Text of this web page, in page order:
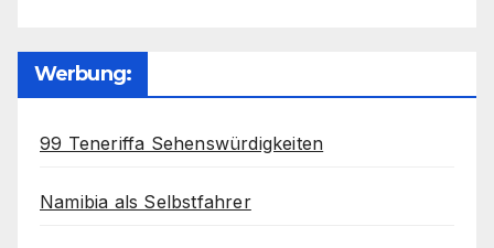
Werbung:
99 Teneriffa Sehenswürdigkeiten
Namibia als Selbstfahrer